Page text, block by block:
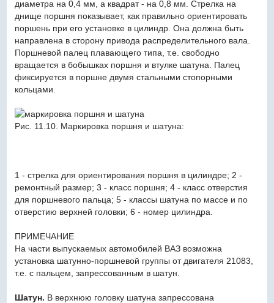
диаметра на 0,4 мм, а квадрат - на 0,8 мм. Стрелка на
днище поршня показывает, как правильно ориентировать
поршень при его установке в цилиндр. Она должна быть
направлена в сторону привода распределительного вала.
Поршневой палец плавающего типа, т.е. свободно
вращается в бобышках поршня и втулке шатуна. Палец
фиксируется в поршне двумя стальными стопорными
кольцами.
Рис. 11.10. Маркировка поршня и шатуна:
1 - стрелка для ориентирования поршня в цилиндре; 2 -
ремонтный размер; 3 - класс поршня; 4 - класс отверстия
для поршневого пальца; 5 - классы шатуна по массе и по
отверстию верхней головки; 6 - номер цилиндра.
ПРИМЕЧАНИЕ
На части выпускаемых автомобилей ВАЗ возможна
установка шатунно-поршневой группы от двигателя 21083,
т.е. с пальцем, запрессованным в шатун.
Шатун. В верхнюю головку шатуна запрессована